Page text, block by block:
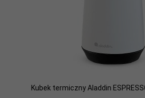
Kubek termiczny Aladdin